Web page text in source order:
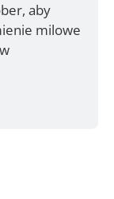
aby
milowe